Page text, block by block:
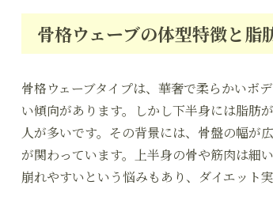
骨格ウェーブの体型特徴と脂
骨格ウェーブタイプは、華奢で柔らかいボ
い傾向があります。しかし下半身には脂肪
人が多いです。その背景には、骨盤の幅が
が関わっています。上半身の骨や筋肉は細
崩れやすいという悩みもあり、ダイエット